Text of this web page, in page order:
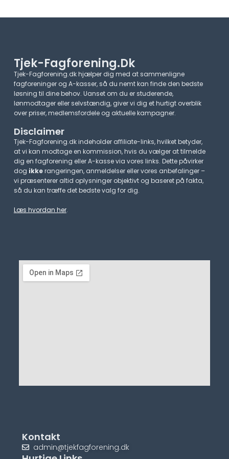
Tjek-Fagforening.dk
Tjek-Fagforening.dk hjælper dig med at sammenligne
fagforeninger og A-kasser, så du nemt kan finde den bedste
løsning til dine behov. Uanset om du er studerende,
lønmodtager eller selvstændig, giver vi dig et hurtigt overblik
over priser, medlemsfordele og aktuelle kampagner.​
Disclaimer
Tjek-Fagforening.dk indeholder affiliate-links, hvilket betyder,
at vi kan modtage en kommission, hvis du vælger at tilmelde
dig en fagforening eller A-kasse via vores links. Dette påvirker
dog ikkerangeringen, anmeldelser eller vores anbefalinger –
vi præsenterer altid oplysninger objektivt og baseret på fakta,
så du kan træffe det bedste valg for dig.
Læs hvordan her.
Kontakt
admin@tjekfagforening.dk